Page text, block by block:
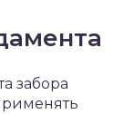
забора